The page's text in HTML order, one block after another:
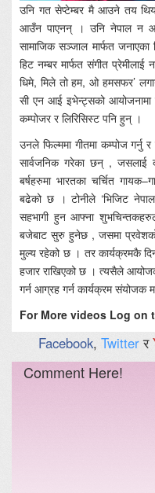
उनि गत सेप्टेम्बर मै आउने तय
आउँन पाएनन् । उनि नेपाल न
सामाजिक सञ्जाल मार्फत
हिट नम्बर मार्फत संगीत
धिमे, मिले तो हम, ओ हमसफर’
सी एन आई इभेन्ट्सको आयोजनामा
कम्पोजर र लिरिसिस्ट पनि हुन् ।
उनले फिल्ममा गीतमा कम्पोज
सार्वजनिक गरेका छन् , जसलाई
बर्षहरुमा भारतका चर्चित
बढेको छ । टोनीले ‘भिजिट
सहभागी हुन आफ्ना
बजेबाट सुरु हुनेछ , जसमा
मुल्य रहेको छ । तर कार्यक्रमकै
हजार राखिएको छ । त्यसैले
गर्न आग्रह गर्न कार्यक्रम संयोजक
For More videos Log on
Facebook, Twitterर
Comment Here!